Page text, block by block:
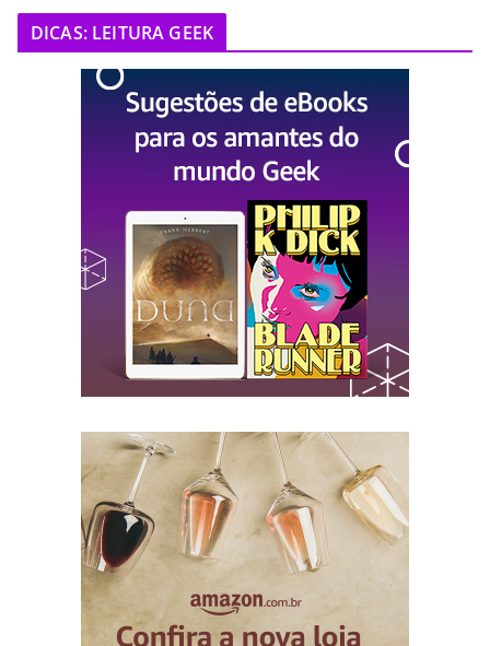
DICAS: LEITURA GEEK